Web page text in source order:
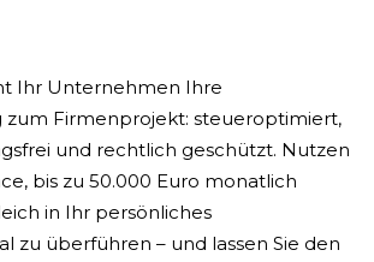
Ihr Unternehmen Ihre
zum Firmenprojekt: steueroptimiert,
und rechtlich geschützt. Nutzen
bis zu 50.000 Euro monatlich
in Ihr persönliches
zu überführen – und lassen Sie den